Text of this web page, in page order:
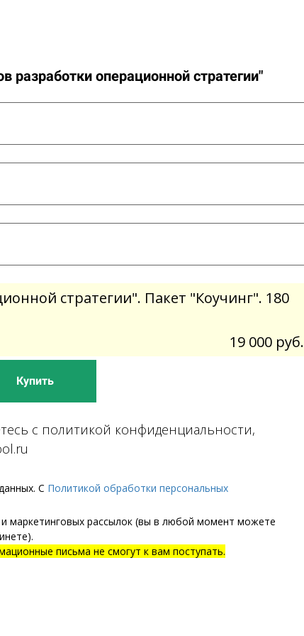
разработки операционной стратегии"
стратегии". Пакет "Коучинг". 180
19 000 руб.
Купить
с политикой конфиденциальности,
С Политикой обработки персональных
маркетинговых рассылок (вы в любой момент можете
письма не смогут к вам поступать.